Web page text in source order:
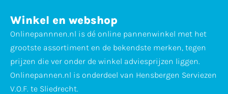
Winkel en webshop
Onlinepannnen.nl is dé online pannenwinkel met het
grootste assortiment en de bekendste merken, tegen
prijzen die ver onder de winkel adviesprijzen liggen.
Onlinepannen.nl is onderdeel van Hensbergen Serviezen
V.O.F. te Sliedrecht.